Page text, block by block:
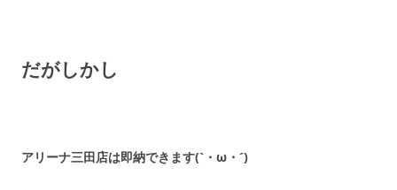
だがしかし
アリーナ三田店は即納できます(`・ω・´)